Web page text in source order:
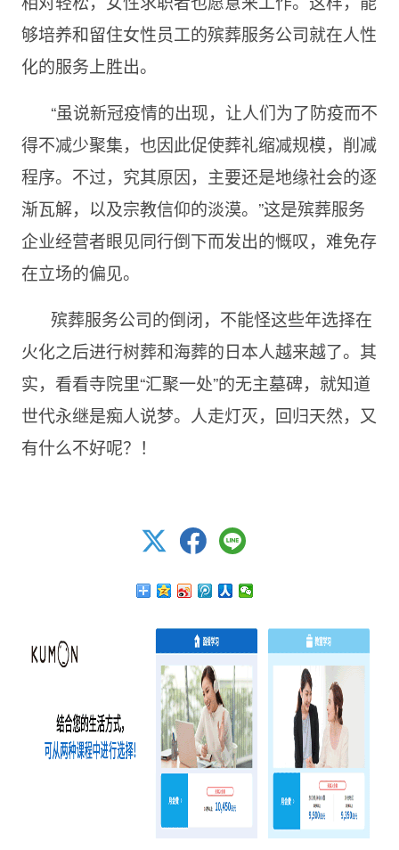
够培养和留住女性员工的殡葬服务公司就在人性
化的服务上胜出。
“虽说新冠疫情的出现，让人们为了防疫而不
得不减少聚集，也因此促使葬礼缩减规模，削减
程序。不过，究其原因，主要还是地缘社会的逐
渐瓦解，以及宗教信仰的淡漠。”这是殡葬服务
企业经营者眼见同行倒下而发出的慨叹，难免存
在立场的偏见。
殡葬服务公司的倒闭，不能怪这些年选择在
火化之后进行树葬和海葬的日本人越来越了。其
实，看看寺院里“汇聚一处”的无主墓碑，就知道
世代永继是痴人说梦。人走灯灭，回归天然，又
有什么不好呢？！